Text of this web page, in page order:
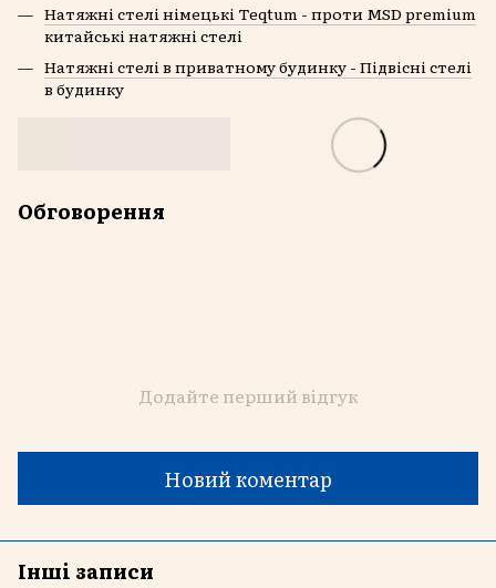
Натяжні стелі німецькі Teqtum - проти MSD premium
китайські натяжні стелі
Натяжні стелі в приватному будинку - Підвісні стелі
в будинку
Обговорення
Додайте перший відгук
Новий коментар
Інші записи